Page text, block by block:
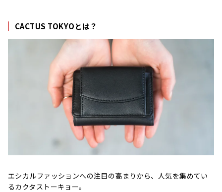
CACTUS TOKYOとは？
エシカルファッションへの注目の高まりから、人気を集めてい
るカクタストーキョー。